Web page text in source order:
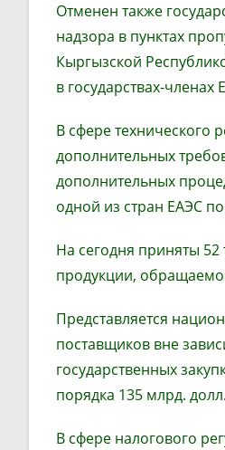
Отменен также
надзора в пунктах
Кыргызской
в государствах-
В сфере технического
дополнительных
дополнительных
одной из стран ЕАЭС
На сегодня приняты 52
продукции,
Представляется
поставщиков вне
государственных
порядка 135 млрд.
В сфере налогового